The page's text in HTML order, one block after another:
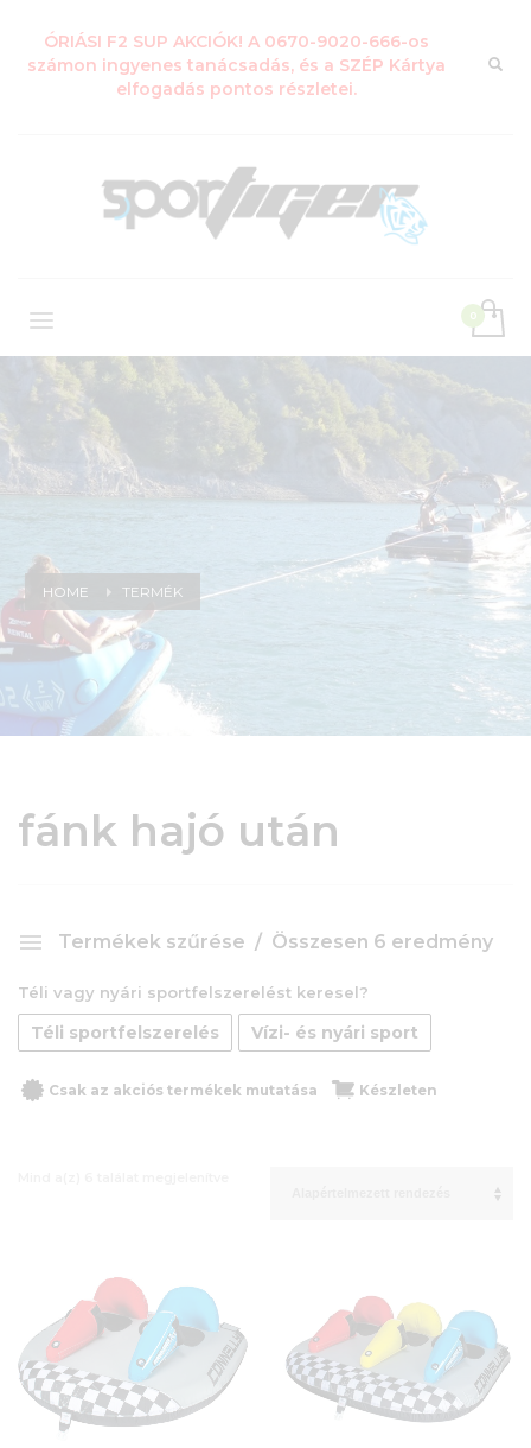
ÓRIÁSI F2 SUP AKCIÓK! A 0670-9020-666-os
számon ingyenes tanácsadás, és a SZÉP Kártya
elfogadás pontos részletei.
HOME TERMÉK
fánk hajó után
Termékek szűrése Összesen 6 eredmény
Téli vagy nyári sportfelszerelést keresel?
Téli sportfelszerelés Vízi- és nyári sport
Csak az akciós termékek mutatása Készleten